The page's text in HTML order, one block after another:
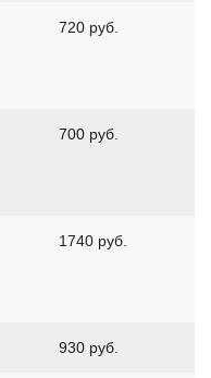
720 руб.
700 руб.
1740 руб.
930 руб.